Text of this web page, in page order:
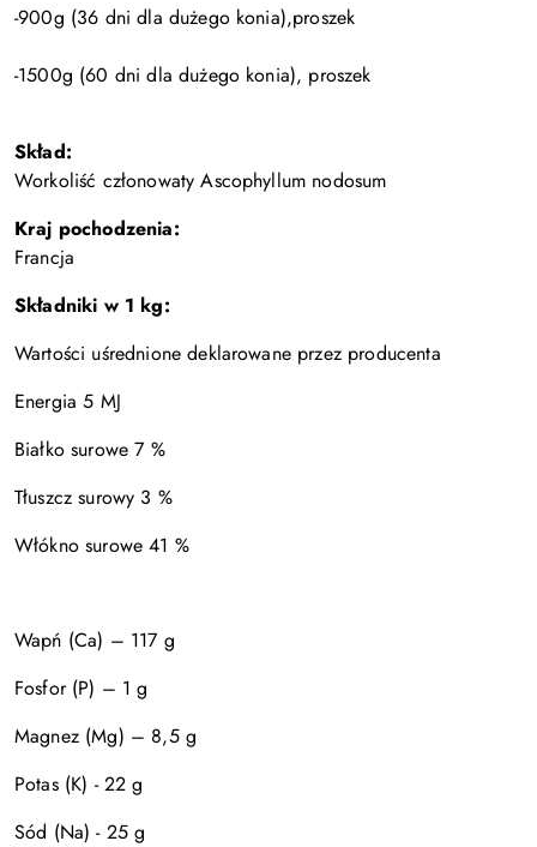
-900g (36 dni dla dużego konia),proszek
-1500g (60 dni dla dużego konia), proszek
Skład:
Workoliść członowaty Ascophyllum nodosum
Kraj pochodzenia:
Francja
Składniki w 1 kg:
Wartości uśrednione deklarowane przez producenta
Energia 5 MJ
Białko surowe 7 %
Tłuszcz surowy 3 %
Włókno surowe 41 %
Wapń (Ca) – 117 g
Fosfor (P) – 1 g
Magnez (Mg) – 8,5 g
Potas (K) - 22 g
Sód (Na) - 25 g